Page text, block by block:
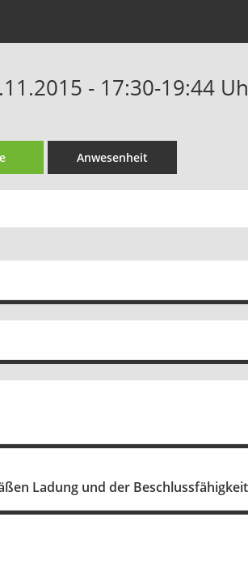
- 17:30-19:44
Anwesenheit
Ladung und der Beschlussfähigkeit